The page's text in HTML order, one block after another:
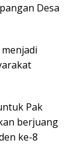
Desa
Pak
berjuang
ke-8